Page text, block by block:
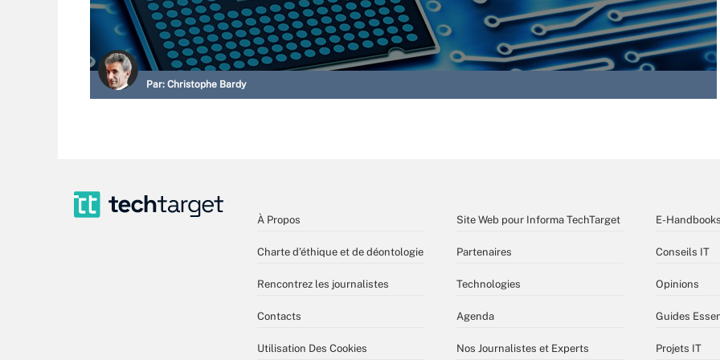
Par: Christophe Bardy
À Propos
Charte d’éthique et de déontologie
Rencontrez les journalistes
Contacts
Utilisation Des Cookies
Site Web pour Informa TechTarget
Partenaires
Technologies
Agenda
Nos Journalistes et Experts
E-Handbooks
Conseils IT
Opinions
Guides
Projets IT